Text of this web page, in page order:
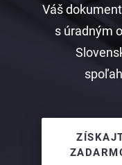
Váš
s úradným